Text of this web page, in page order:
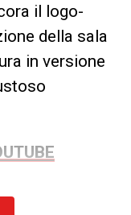
il logo-
della sala
in versione